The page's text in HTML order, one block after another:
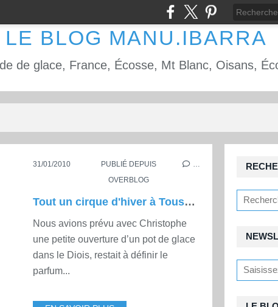
LE BLOG MANU.IBARRA
31/01/2010
PUBLIÉ DEPUIS
OVERBLOG
…
Tout un cirque d'hiver à Toussière
Nous avions prévu avec Christophe
une petite ouverture d’un pot de glace
dans le Diois, restait à définir le
parfum...